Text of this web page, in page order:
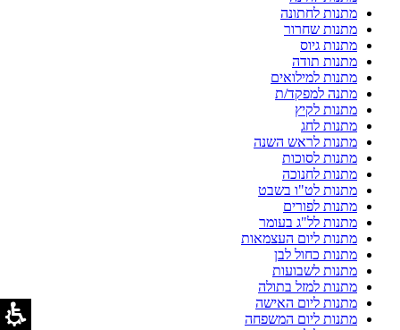
מתנות לחתונה
מתנות שחרור
מתנות גיוס
מתנות תודה
מתנות למילואים
מתנה למפקד/ת
מתנות לקיץ
מתנות לחג
מתנות לראש השנה
מתנות לסוכות
מתנות לחנוכה
מתנות לט"ו בשבט
מתנות לפורים
מתנות לל"ג בעומר
מתנות ליום העצמאות
מתנות כחול לבן
מתנות לשבועות
מתנות למזל בתולה
מתנות ליום האישה
מתנות ליום המשפחה